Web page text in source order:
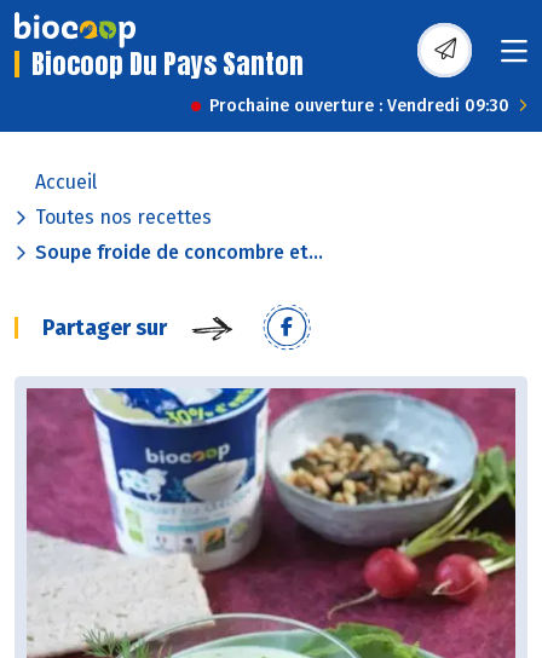
Biocoop Du Pays Santon
Prochaine ouverture : Vendredi 09:30
Accueil
Toutes nos recettes
Soupe froide de concombre et...
Partager sur